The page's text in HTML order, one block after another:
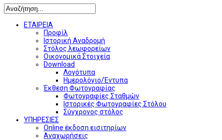
ΕΤΑΙΡΕΙΑ
Προφίλ
Ιστορική Αναδρομή
Στόλος λεωφορείων
Οικονομικά Στοιχεία
Download
Λογότυπα
Ημερολόγιο/Έντυπα
Έκθεση Φωτογραφίας
Φωτογραφίες Σταθμών
Ιστορικές Φωτογραφίες Στόλου
Σύγχρονος στόλος
ΥΠΗΡΕΣΙΕΣ
Online έκδοση εισιτηρίων
Αναχωρήσεις